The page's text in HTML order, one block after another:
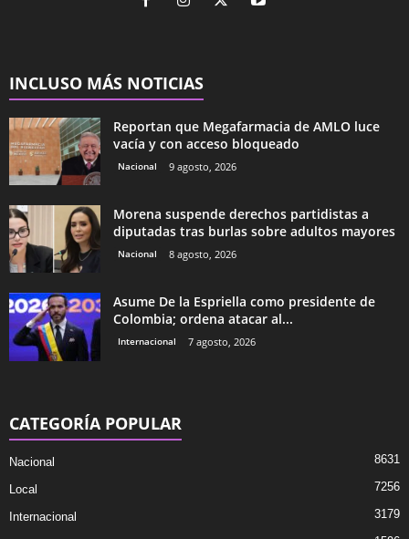
INCLUSO MÁS NOTICIAS
Reportan que Megafarmacia de AMLO luce
vacía y con acceso bloqueado
Nacional 9 agosto, 2026
Morena suspende derechos partidistas a
diputadas tras burlas sobre adultos mayores
Nacional 8 agosto, 2026
Asume De la Espriella como presidente de
Colombia; ordena atacar al...
Internacional 7 agosto, 2026
CATEGORÍA POPULAR
Nacional 8631
Local 7256
Internacional 3179